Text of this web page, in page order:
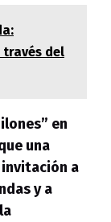
través del
en
una
invitación a
y a